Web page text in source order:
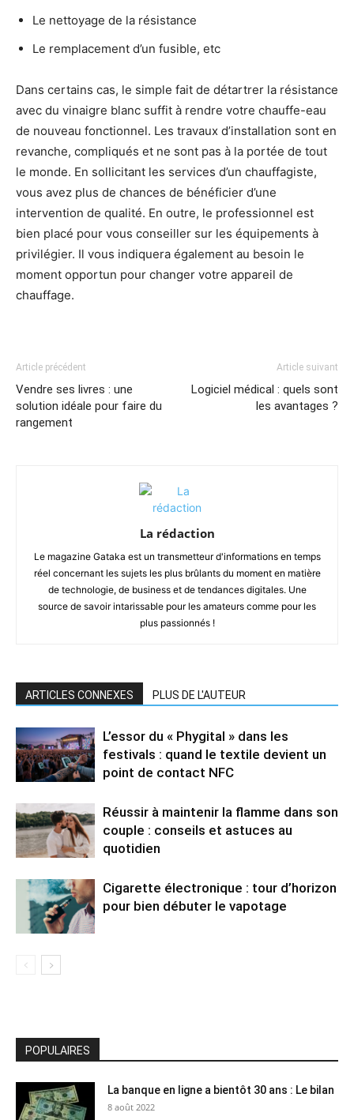
Le nettoyage de la résistance
Le remplacement d’un fusible, etc
Dans certains cas, le simple fait de détartrer la résistance
avec du vinaigre blanc suffit à rendre votre chauffe-eau
de nouveau fonctionnel. Les travaux d’installation sont en
revanche, compliqués et ne sont pas à la portée de tout
le monde. En sollicitant les services d’un chauffagiste,
vous avez plus de chances de bénéficier d’une
intervention de qualité. En outre, le professionnel est
bien placé pour vous conseiller sur les équipements à
privilégier. Il vous indiquera également au besoin le
moment opportun pour changer votre appareil de
chauffage.
Article précédent
Vendre ses livres : une
solution idéale pour faire du
rangement
Article suivant
Logiciel médical : quels sont
les avantages ?
La rédaction
Le magazine Gataka est un transmetteur d'informations en temps
réel concernant les sujets les plus brûlants du moment en matière
de technologie, de business et de tendances digitales. Une
source de savoir intarissable pour les amateurs comme pour les
plus passionnés !
ARTICLES CONNEXES PLUS DE L'AUTEUR
L’essor du « Phygital » dans les
festivals : quand le textile devient un
point de contact NFC
Réussir à maintenir la flamme dans son
couple : conseils et astuces au
quotidien
Cigarette électronique : tour d’horizon
pour bien débuter le vapotage
POPULAIRES
La banque en ligne a bientôt 30 ans : Le bilan
8 août 2022